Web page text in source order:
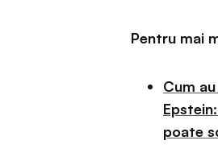
Pentru mai
Cum
poate